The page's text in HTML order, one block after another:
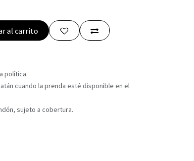
al carrito
política.
cuando la prenda esté disponible en el
sujeto a cobertura.